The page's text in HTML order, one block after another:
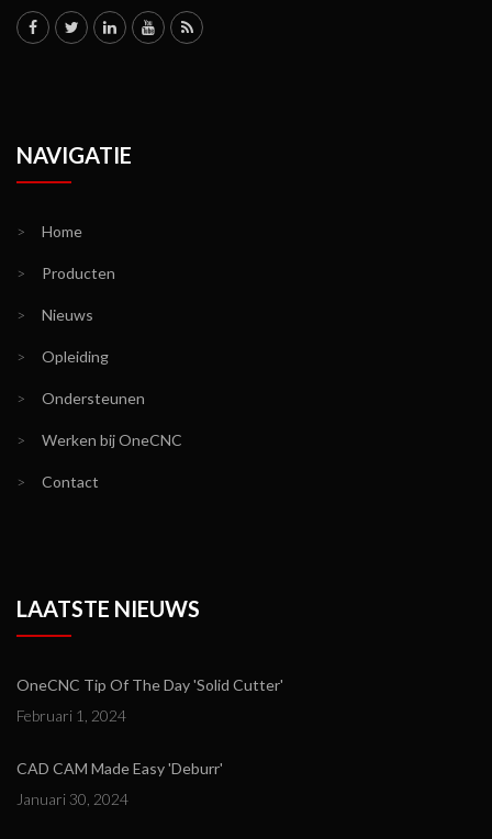
NAVIGATIE
> Home
> Producten
> Nieuws
> Opleiding
> Ondersteunen
> Werken bij OneCNC
> Contact
LAATSTE NIEUWS
OneCNC Tip Of The Day 'Solid Cutter'
Februari 1, 2024
CAD CAM Made Easy 'Deburr'
Januari 30, 2024